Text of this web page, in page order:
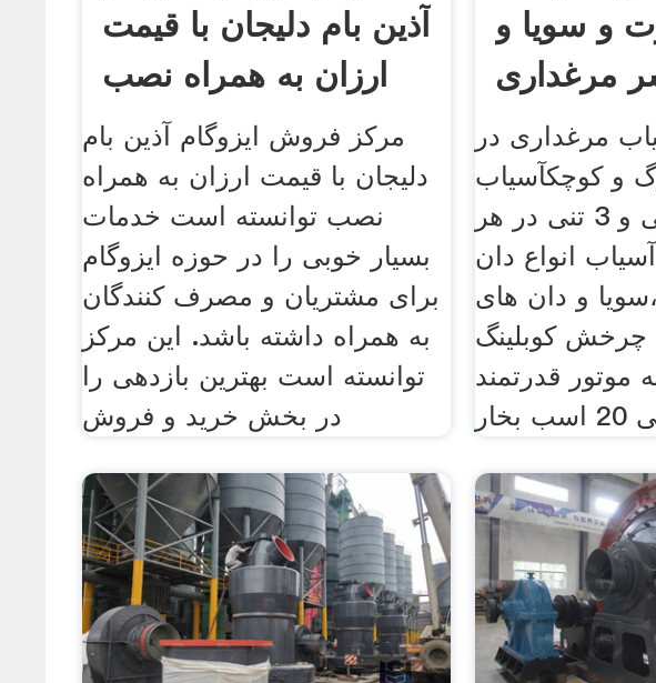
آذین بام دلیجان با قیمت
ارزان به همراه نصب
مرکز فروش ایزوگام آذین بام
دلیجان با قیمت ارزان به همراه
نصب توانسته است خدمات
بسیار خوبی را در حوزه ایزوگام
برای مشتریان و مصرف کنندگان
به همراه داشته باشد. این مرکز
توانسته است بهترین بازدهی را
در بخش خرید و فروش
و سویا و
مرغداری
مرغداری در
و کوچکآسیاب
1 تنی ،2تنی و 3 تنی در هر
انواع دان
و دان های
چرخش کوبلینگ
موتور قدرتمند